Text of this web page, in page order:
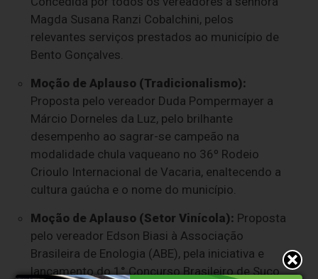
Magda Susana Ranzi Cobalchini, pelos
relevantes serviços prestados ao município de
Bento Gonçalves.
Moção de Aplauso (Tradicionalismo):
Proposta pelo vereador Duda Pompermayer a
Márcio Dorneles da Luz, pelo brilhante
desempenho ao sagrar-se campeão na
modalidade chula vaqueano no 36º Rodeio
Crioulo Internacional de Vacaria, enaltecendo a
cultura gaúcha e o nome do município.
Moção de Aplauso (Setor Vinícola): Proposta
pelo vereador Edson Biasi à Associação
Brasileira de Enologia (ABE), pela iniciativa e
lançamento do 1° Concurso Brasileiro de Suco